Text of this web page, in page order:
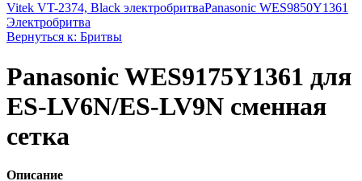
Vitek VT-2374, Black электробритваPanasonic WES9850Y1361
Электробритва
Вернуться к: Бритвы
Panasonic WES9175Y1361 для
ES-LV6N/ES-LV9N сменная
сетка
Описание